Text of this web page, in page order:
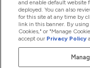
2026 The Hut.com Ltd
and enable default website
deployed. You can also
for this site at any time by
link in this banner. By
Cookies," or "Manage
accept our Privacy Policy